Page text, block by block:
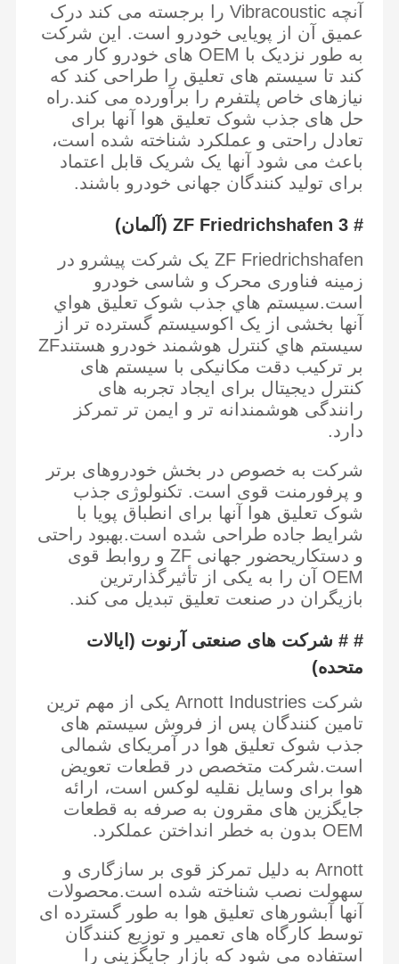
صفحه اصلی محصولات فیلم های درباره ما
تور کارخانه کنترل کیفیت
درخواست نقل
قول
قطعات خودرو تعلیق هوا
شوک تعلیق بادی
کمک فنر ماشین
فن های خنک کننده خودکار
پاور لیفت گیت
پمپ آب خودرو
محرک ترمز دستی برقی
قفسه فرمان برقی
پمپ فرمان برق
فنر تعلیق بادی
بلوک سوپاپ تعلیق هوا
بازوی کنترل خودرو
کمپرسور تهویه مطبوع
پرونده انتقال و تجمع دیفرانسیل
رادیاتور سیستم خنک کننده
آنچه Vibracoustic را برجسته می کند درک
عمیق آن از پویایی خودرو است. این شرکت
به طور نزدیک با OEM های خودرو کار می
کند تا سیستم های تعلیق را طراحی کند که
نیازهای خاص پلتفرم را برآورده می کند.راه
حل های جذب شوک تعلیق هوا آنها برای
تعادل راحتی و عملکرد شناخته شده است،
باعث می شود آنها یک شریک قابل اعتماد
برای تولید کنندگان جهانی خودرو باشند.
# 3 ZF Friedrichshafen (آلمان)
ZF Friedrichshafen یک شرکت پیشرو در
زمینه فناوری محرک و شاسی خودرو
است.سيستم هاي جذب شوک تعليق هواي
آنها بخشی از يک اکوسيستم گسترده تر از
سيستم هاي کنترل هوشمند خودرو هستندZF
بر ترکیب دقت مکانیکی با سیستم های
کنترل دیجیتال برای ایجاد تجربه های
رانندگی هوشمندانه تر و ایمن تر تمرکز
دارد.
شرکت به خصوص در بخش خودروهای برتر
و پرفورمنت قوی است. تکنولوژی جذب
شوک تعلیق هوا آنها برای انطباق پویا با
شرایط جاده طراحی شده است.بهبود راحتی
و دستکاریحضور جهانی ZF و روابط قوی
OEM آن را به یکی از تأثیرگذارترین
بازیگران در صنعت تعلیق تبدیل می کند.
# # شرکت های صنعتی آرنوت (ایالات
متحده)
شرکت Arnott Industries یکی از مهم ترین
تامین کنندگان پس از فروش سیستم های
جذب شوک تعلیق هوا در آمریکای شمالی
است.شرکت متخصص در قطعات تعویض
هوا برای وسایل نقلیه لوکس است، ارائه
جایگزین های مقرون به صرفه به قطعات
OEM بدون به خطر انداختن عملکرد.
Arnott به دلیل تمرکز قوی بر سازگاری و
سهولت نصب شناخته شده است.محصولات
آنها آبشورهای تعلیق هوا به طور گسترده ای
توسط کارگاه های تعمیر و توزیع کنندگان
استفاده می شود که بازار جایگزینی را
Guangzhou Tech Master یک شرکت حرفه ای است که در توسعه،
تولید و صادرات قطعات تعلیق هوا، مانند آمبوساتورهای هوا، فواره های
هوا، کمپرسورهای هوا،دستگاه های چسبندگی با تعلیق هواما همچنین
محصولات جدیدی مانند پمپ های آب، فن های خنک کننده الکترونیکی،
بازوهای کنترل، و غیره را برای پاسخگویی به نیازهای قطعات خودرو
مشتریان خود توسعه داده ایم.
ما عمدتا در خودروهای پیشرفته مانند مرسدس بنز، پورشه، بی ام و،
تولید و تحقیق و توسعه سیستم های تعلیق هوا،طراحی پیشرفته، و کار
ماهر تضمین کیفیت محصولات ما، و مواد اولیه با کیفیت بالا تضمین
تولید و زمان تحویل.
تمام محصولات ما با استانداردهای بین المللی کیفیت مطابقت دارند و در
بازارهای مختلف در سراسر جهان بسیار مورد توجه قرار می گیرند.
ما هر ساله در بسیاری از نمایشگاه ها شرکت می کنیم و محصولات خود را
به بیش از 100 کشور می فروشیم.آمریکای جنوبی و آفریقای جنوبی.